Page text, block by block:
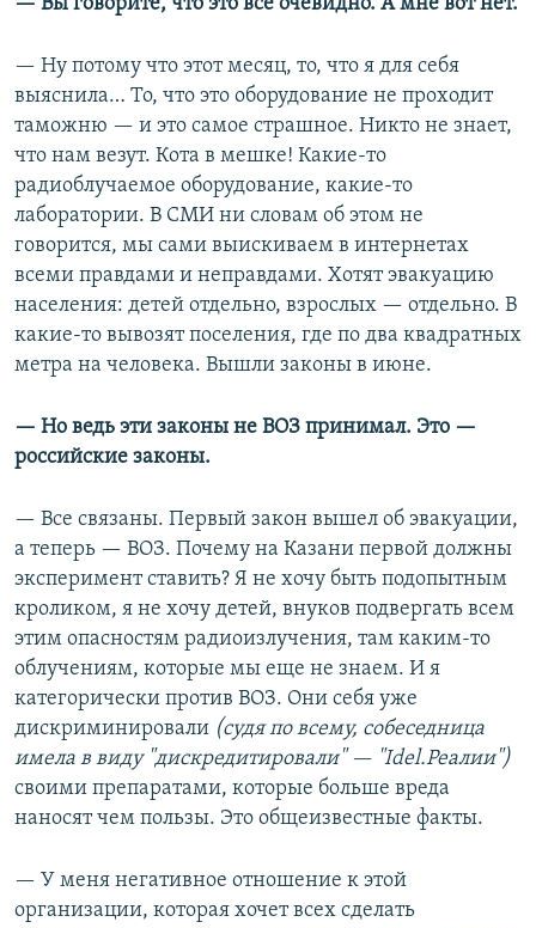
— Ну потому что этот месяц, то, что я для себя
выяснила… То, что это оборудование не проходит
таможню — и это самое страшное. Никто не знает,
что нам везут. Кота в мешке! Какие-то
радиоблучаемое оборудование, какие-то
лаборатории. В СМИ ни словам об этом не
говорится, мы сами выискиваем в интернетах
всеми правдами и неправдами. Хотят эвакуацию
населения: детей отдельно, взрослых — отдельно. В
какие-то вывозят поселения, где по два квадратных
метра на человека. Вышли законы в июне.
— Но ведь эти законы не ВОЗ принимал. Это —
российские законы.
— Все связаны. Первый закон вышел об эвакуации,
а теперь — ВОЗ. Почему на Казани первой должны
эксперимент ставить? Я не хочу быть подопытным
кроликом, я не хочу детей, внуков подвергать всем
этим опасностям радиоизлучения, там каким-то
облучениям, которые мы еще не знаем. И я
категорически против ВОЗ. Они себя уже
дискриминировали (судя по всему, собеседница
имела в виду "дискредитировали" — "Idel.Реалии")
своими препаратами, которые больше вреда
наносят чем пользы. Это общеизвестные факты.
— У меня негативное отношение к этой
организации, которая хочет всех сделать